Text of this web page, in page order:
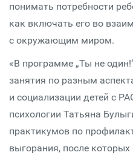
понимать потребности
как включать его во
с окружающим миром.
«В программе „Ты не
занятия по разным
и социализации детей с
психологии Татьяна
практикумов по
выгорания, после